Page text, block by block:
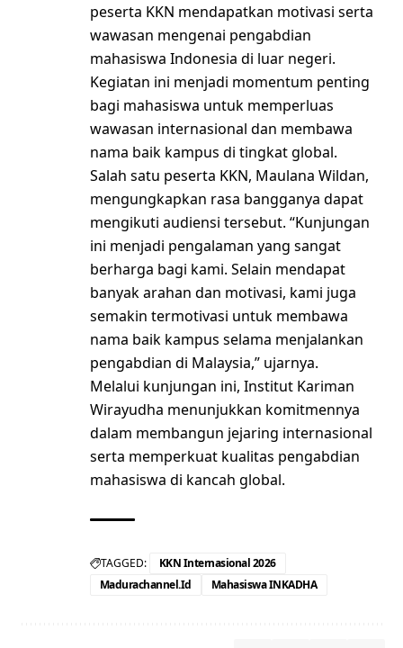
peserta KKN mendapatkan motivasi serta
wawasan mengenai pengabdian
mahasiswa Indonesia di luar negeri.
Kegiatan ini menjadi momentum penting
bagi mahasiswa untuk memperluas
wawasan internasional dan membawa
nama baik kampus di tingkat global.
Salah satu peserta KKN, Maulana Wildan,
mengungkapkan rasa bangganya dapat
mengikuti audiensi tersebut. “Kunjungan
ini menjadi pengalaman yang sangat
berharga bagi kami. Selain mendapat
banyak arahan dan motivasi, kami juga
semakin termotivasi untuk membawa
nama baik kampus selama menjalankan
pengabdian di Malaysia,” ujarnya.
Melalui kunjungan ini, Institut Kariman
Wirayudha menunjukkan komitmennya
dalam membangun jejaring internasional
serta memperkuat kualitas pengabdian
mahasiswa di kancah global.
TAGGED:
KKN Internasional 2026
Madurachannel.id
Mahasiswa INKADHA